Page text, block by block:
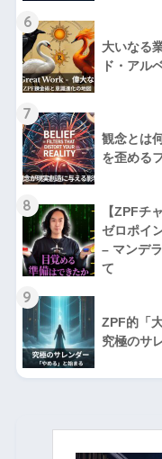
6
大いなる
ド・アル
7
観念とは
を歪める
8
【ZPFチ
ゼロポイ
– マンデ
て
9
ZPF的「
究極のサ